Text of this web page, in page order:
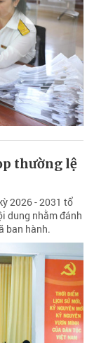
thường lệ
2026 - 2031 tổ
dung nhằm đánh
ban hành.